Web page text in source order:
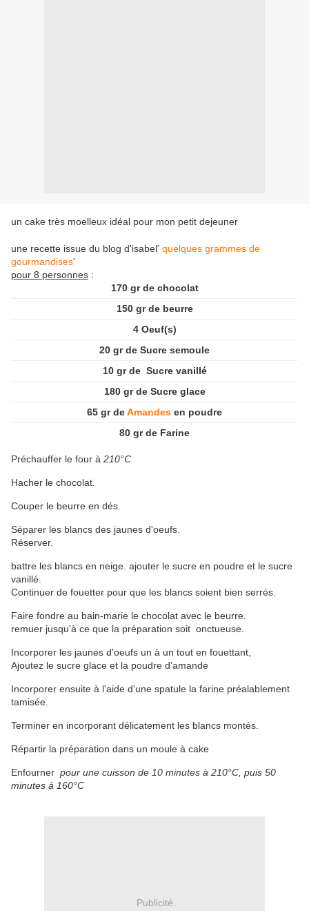
un cake très moelleux idéal pour mon petit dejeuner
une recette issue du blog d'isabel' quelques grammes de
gourmandises'
pour 8 personnes :
170 gr de chocolat
150 gr de beurre
4 Oeuf(s)
20 gr de Sucre semoule
10 gr de Sucre vanillé
180 gr de Sucre glace
65 gr deAmandes en poudre
80 grde Farine
Préchauffer le four à 210°C
Hacher le chocolat.
Couper le beurre en dés.
Séparer les blancs des jaunes d'oeufs.
Réserver.
battre les blancs en neige. ajouter le sucre en poudre et le sucre
vanillé.
Continuer de fouetter pour que les blancs soient bien serrés.
Faire fondre au bain-marie le chocolat avec le beurre.
remuer jusqu'à ce que la préparation soit onctueuse.
Incorporer les jaunes d'oeufs un à un tout en fouettant,
Ajoutez le sucre glace et la poudre d'amande
Incorporer ensuite à l'aide d'une spatule la farine préalablement
tamisée.
Terminer en incorporant délicatement les blancs montés.
Répartir la préparation dans un moule à cake
Enfourner pour une cuisson de 10 minutes à 210°C, puis 50
minutes à 160°C
Publicité